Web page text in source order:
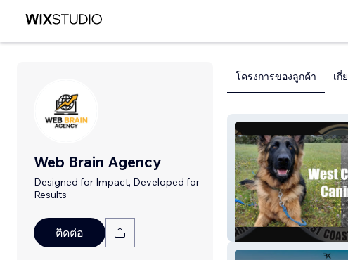
Web Brain Agency
Designed for Impact, Developed for
Results
ติดต่อ
โครงการของลูกค้า เกี่
West Coast Canine